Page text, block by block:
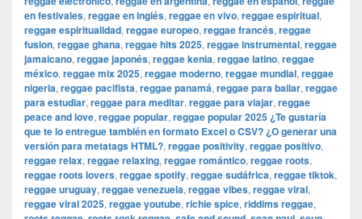
en festivales, reggae en inglés, reggae en vivo, reggae espiritual,
reggae espiritualidad, reggae europeo, reggae francés, reggae
fusion, reggae ghana, reggae hits 2025, reggae instrumental, reggae
jamaicano, reggae japonés, reggae kenia, reggae latino, reggae
méxico, reggae mix 2025, reggae moderno, reggae mundial, reggae
nigeria, reggae pacifista, reggae panamá, reggae para bailar, reggae
para estudiar, reggae para meditar, reggae para viajar, reggae
peace and love, reggae popular, reggae popular 2025 ¿Te gustaría
que te lo entregue también en formato Excel o CSV? ¿O generar una
versión para metatags HTML?, reggae positivity, reggae positivo,
reggae relax, reggae relaxing, reggae romántico, reggae roots,
reggae roots lovers, reggae spotify, reggae sudáfrica, reggae tiktok,
reggae uruguay, reggae venezuela, reggae vibes, reggae viral,
reggae viral 2025, reggae youtube, richie spice, riddims reggae,